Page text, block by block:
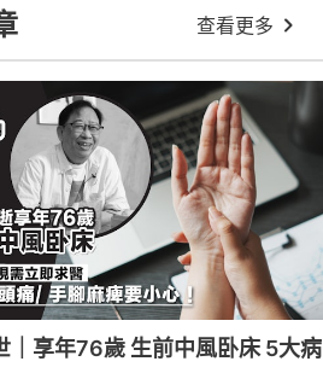
查看更多
｜享年76歲 生前中風卧床 5大病